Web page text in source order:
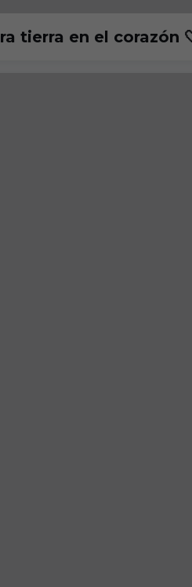
tierra en el corazón